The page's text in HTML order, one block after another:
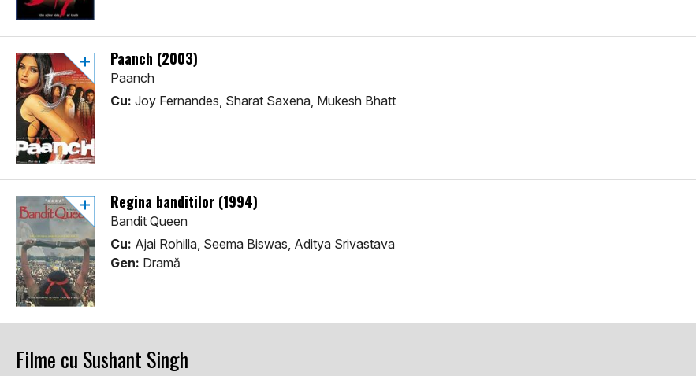
Paanch (2003)
Paanch
Cu: Joy Fernandes, Sharat Saxena, Mukesh Bhatt
Regina banditilor (1994)
Bandit Queen
Cu: Ajai Rohilla, Seema Biswas, Aditya Srivastava
Gen: Dramă
Filme cu Sushant Singh